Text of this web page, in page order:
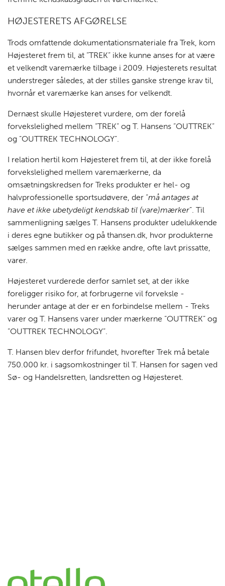
HØJESTERETS AFGØRELSE
Trods omfattende dokumentationsmateriale fra Trek, kom
Højesteret frem til, at ”TREK” ikke kunne anses for at være
et velkendt varemærke tilbage i 2009. Højesterets resultat
understreger således, at der stilles ganske strenge krav til,
hvornår et varemærke kan anses for velkendt.
Dernæst skulle Højesteret vurdere, om der forelå
forvekslelighed mellem ”TREK” og T. Hansens ”OUTTREK”
og ”OUTTREK TECHNOLOGY”.
I relation hertil kom Højesteret frem til, at der ikke forelå
forvekslelighed mellem varemærkerne, da
omsætningskredsen for Treks produkter er hel- og
halvprofessionelle sportsudøvere, der ”må antages at
have et ikke ubetydeligt kendskab til (vare)mærker”. Til
sammenligning sælges T. Hansens produkter udelukkende
i deres egne butikker og på thansen.dk, hvor produkterne
sælges sammen med en række andre, ofte lavt prissatte,
varer.
Højesteret vurderede derfor samlet set, at der ikke
foreligger risiko for, at forbrugerne vil forveksle -
herunder antage at der er en forbindelse mellem - Treks
varer og T. Hansens varer under mærkerne ”OUTTREK” og
”OUTTREK TECHNOLOGY”.
T. Hansen blev derfor frifundet, hvorefter Trek må betale
750.000 kr. i sagsomkostninger til T. Hansen for sagen ved
Sø- og Handelsretten, landsretten og Højesteret.